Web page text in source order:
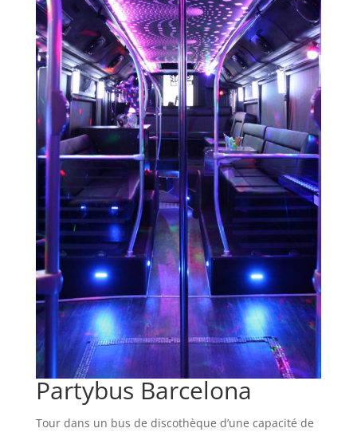
Partybus Barcelona
Tour dans un bus de discothèque d’une capacité de